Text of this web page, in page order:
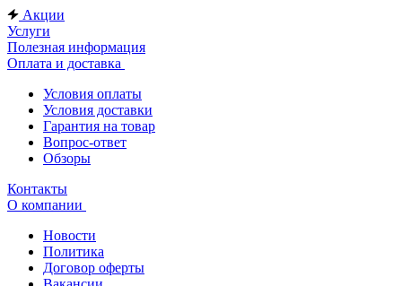
Акции
Услуги
Полезная информация
Оплата и доставка
Условия оплаты
Условия доставки
Гарантия на товар
Вопрос-ответ
Обзоры
Контакты
О компании
Новости
Политика
Договор оферты